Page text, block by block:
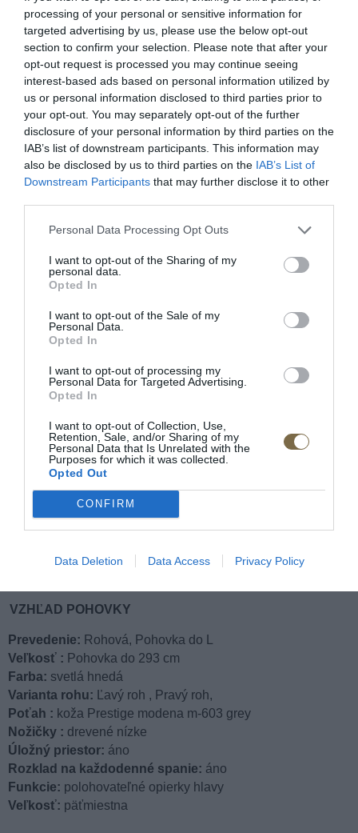
processing of your personal or sensitive information for
targeted advertising by us, please use the below opt-out
section to confirm your selection. Please note that after your
opt-out request is processed you may continue seeing
interest-based ads based on personal information utilized by
us or personal information disclosed to third parties prior to
your opt-out. You may separately opt-out of the further
disclosure of your personal information by third parties on the
IAB’s list of downstream participants. This information may
also be disclosed by us to third parties on the IAB’s List of
Downstream Participants that may further disclose it to other
Personal Data Processing Opt Outs
I want to opt-out of the Sharing of my
personal data.
Opted In
I want to opt-out of the Sale of my
Personal Data.
Opted In
I want to opt-out of processing my
Personal Data for Targeted Advertising.
Opted In
I want to opt-out of Collection, Use,
Retention, Sale, and/or Sharing of my
Personal Data that Is Unrelated with the
Purposes for which it was collected.
Opted Out
CONFIRM
Data Deletion Data Access Privacy Policy
Látková sedačka Salmo: 3
sed so spaním
Látková sedačka Salmo: 3
RF - manuálny relax
manuálnym relaxom
POPIS PRODUKTU
Vonkajší rozmer:293 x 203 cm
Celková výška:
Plocha na spanie:140 x 200 cm
vlnité pružiny, veľmi pružná pena + polyuretánová
VZHĽAD POHOVKY
Prevedenie: Rohová, Pohovka do L
Veľkosť : Pohovka do 293 cm
Farba: svetlá hnedá
Varianta rohu: Ľavý roh , Pravý roh,
Poťah : koža Prestige modena m-603 grey
Nožičky : drevené nízke
Úložný priestor: áno
Rozklad na každodenné spanie: áno
Funkcie: polohovateľné opierky hlavy
Veľkosť: päťmiestna